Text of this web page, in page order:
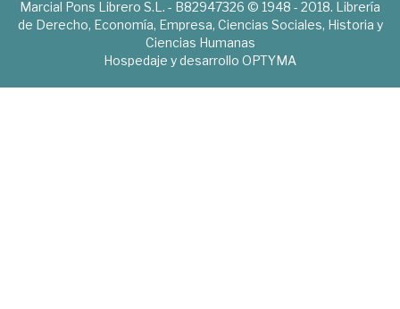
Marcial Pons Librero S.L. - B82947326 © 1948 - 2018. Librería
de Derecho, Economía, Empresa, Ciencias Sociales, Historia y
Ciencias Humanas
Hospedaje y desarrollo OPTYMA